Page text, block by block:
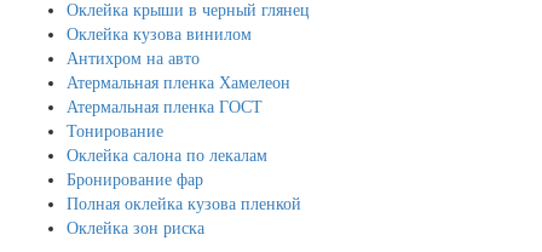
Оклейка крыши в черный глянец
Оклейка кузова винилом
Антихром на авто
Атермальная пленка Хамелеон
Атермальная пленка ГОСТ
Тонирование
Оклейка салона по лекалам
Бронирование фар
Полная оклейка кузова пленкой
Оклейка зон риска